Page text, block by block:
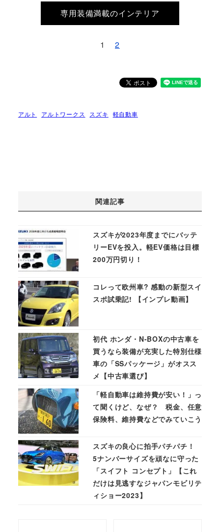
専用装備満載のインテリア
1 2
アルト アルトワークス スズキ 軽自動車
関連記事
スズキが2023年度までにバッテ
リーEVを投入。軽EV価格は目標
200万円切り！
コレって欧州車? 感動の新型スイ
スポ試乗記! 【インプレ動画】
初代 ホンダ・N-BOXの中古車を
買うなら装備が充実した特別仕様
車の「SSパッケージ」がオスス
メ【中古車選び】
「軽自動車は維持費が安い！」っ
て聞くけど、なぜ？ 税金、任意
保険料、維持費などでみていこう
スズキの良心に拍手パチパチ！
5ナンバーサイズを頑なに守った
「スイフト コンセプト」【これ
だけは見逃すなジャパンモビリテ
ィショー2023】